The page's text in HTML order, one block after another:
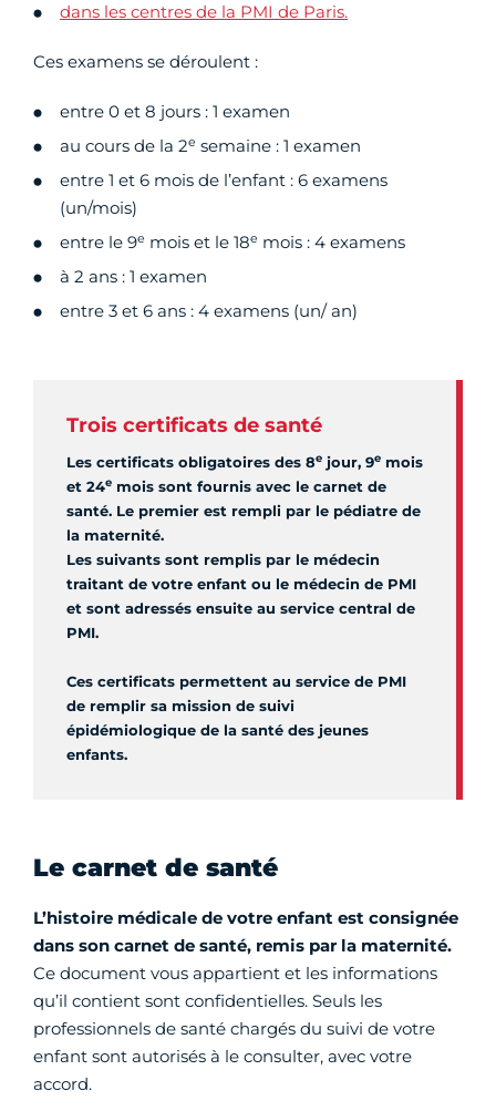
dans les centres de la PMI de Paris.
Ces examens se déroulent :
entre 0 et 8 jours : 1 examen
au cours de la 2e semaine : 1 examen
entre 1 et 6 mois de l’enfant : 6 examens
(un/mois)
entre le 9e mois et le 18e mois : 4 examens
à 2 ans : 1 examen
entre 3 et 6 ans : 4 examens (un/ an)
Trois certificats de santé
Les certificats obligatoires des 8e jour, 9e mois
et 24e mois sont fournis avec le carnet de
santé. Le premier est rempli par le pédiatre de
la maternité.
Les suivants sont remplis par le médecin
traitant de votre enfant ou le médecin de PMI
et sont adressés ensuite au service central de
PMI.
Ces certificats permettent au service de PMI
de remplir sa mission de suivi
épidémiologique de la santé des jeunes
enfants.
Le carnet de santé
L’histoire médicale de votre enfant est consignée
dans son carnet de santé, remis par la maternité.
Ce document vous appartient et les informations
qu’il contient sont confidentielles. Seuls les
professionnels de santé chargés du suivi de votre
enfant sont autorisés à le consulter, avec votre
accord.